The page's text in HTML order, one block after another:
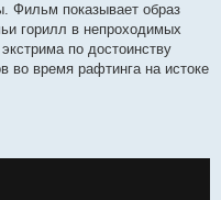
Фильм показывает образ
горилл в непроходимых
по достоинству
во время рафтинга на истоке